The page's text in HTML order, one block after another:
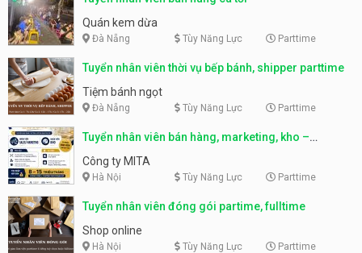
Quán kem dừa
Đà Nẵng Tùy Năng Lực Parttime
Tuyển nhân viên thời vụ bếp bánh, shipper parttime
Tiệm bánh ngọt
Đà Nẵng Tùy Năng Lực Parttime
Tuyển nhân viên bán hàng, marketing, kho –
parttime, fulltime
Công ty MITA
Hà Nội Tùy Năng Lực Parttime
Tuyển nhân viên đóng gói partime, fulltime
Shop online
Hà Nội Tùy Năng Lực Parttime